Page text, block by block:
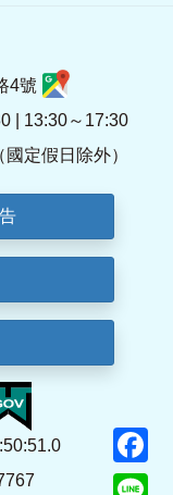
4號
| 13:30～17:30
定假日除外）